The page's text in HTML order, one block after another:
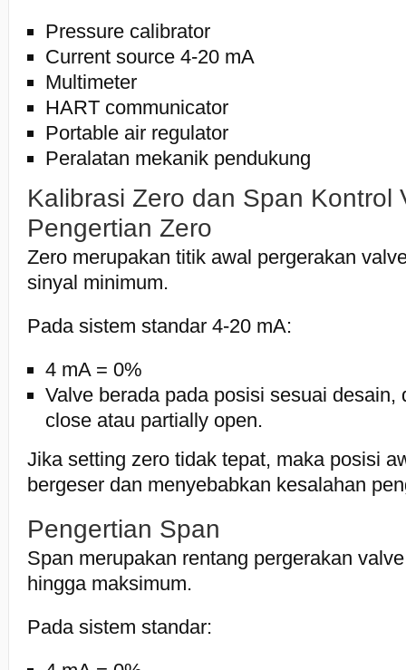
Pressure calibrator
Current source 4-20 mA
Multimeter
HART communicator
Portable air regulator
Peralatan mekanik pendukung
Kalibrasi Zero dan Span Kontrol
Pengertian Zero
Zero merupakan titik awal pergerakan
sinyal minimum.
Pada sistem standar 4-20 mA:
4 mA = 0%
Valve berada pada posisi sesuai desain,
close atau partially open.
Jika setting zero tidak tepat, maka posisi
bergeser dan menyebabkan kesalahan
Pengertian Span
Span merupakan rentang pergerakan
hingga maksimum.
Pada sistem standar: